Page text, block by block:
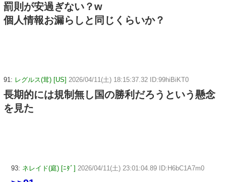
罰則が安過ぎない？w
個人情報お漏らしと同じくらいか？
91: レグルス(茸) [US] 2026/04/11(土) 18:15:37.32 ID:99hiBiKT0
長期的には規制無し国の勝利だろうという懸念
を見た
93: ネレイド(庭) [ﾆﾀﾞ] 2026/04/11(土) 23:01:04.89 ID:H6bC1A7m0